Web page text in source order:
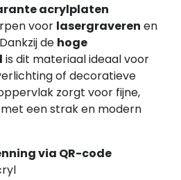
acrylplaten
voor lasergraveren en
de hoge
is dit materiaal ideaal voor
of decoratieve
zorgt voor fijne,
een strak en modern
via QR-code